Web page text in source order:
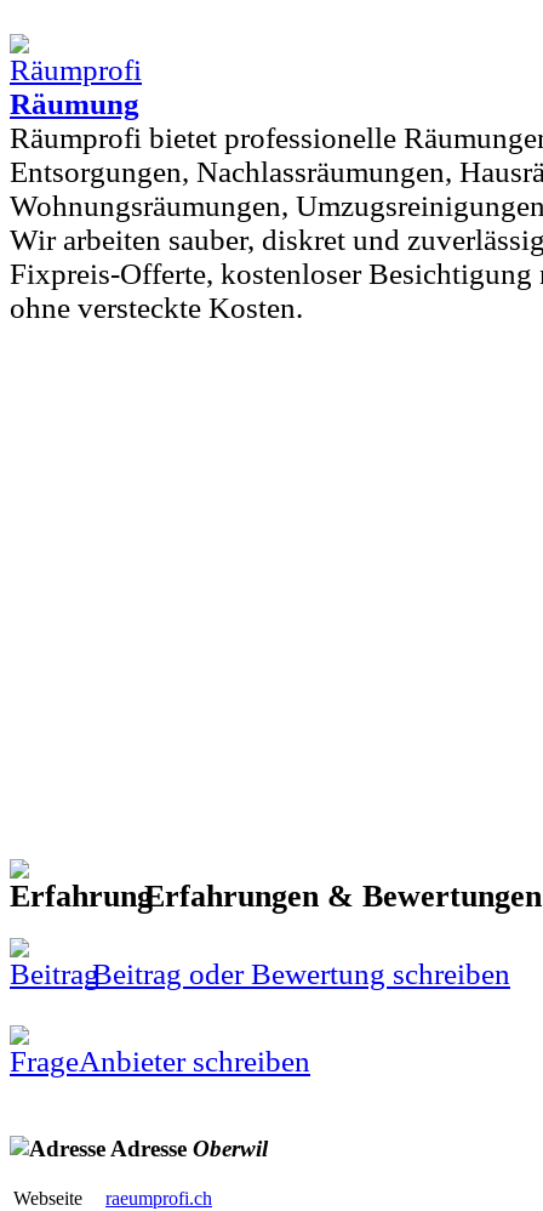
Räumung
Räumprofi bietet professionelle
Entsorgungen, Nachlassräumungen,
Wohnungsräumungen,
Wir arbeiten sauber, diskret und
Fixpreis-Offerte, kostenloser Besichtigung
ohne versteckte Kosten.
Erfahrungen &
Beitrag oder Bewertung schreiben
Anbieter schreiben
Adresse Oberwil
Webseite
raeumprofi.ch